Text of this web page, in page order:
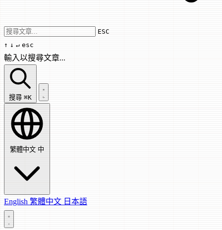
Use arrow keys to navigate results,
ESC
↑ ↓ ↵ esc
輸入以搜尋文章...
搜尋文章...
搜尋 ⌘K
繁體中文 中
English 繁體中文 日本語